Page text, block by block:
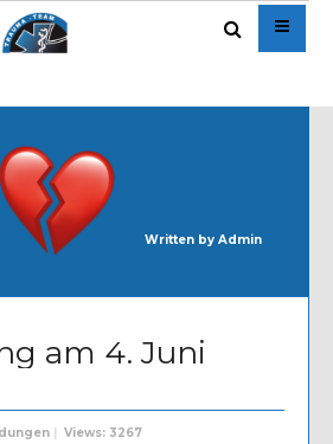
Written by Admin
am 4. Juni
| Views: 3267